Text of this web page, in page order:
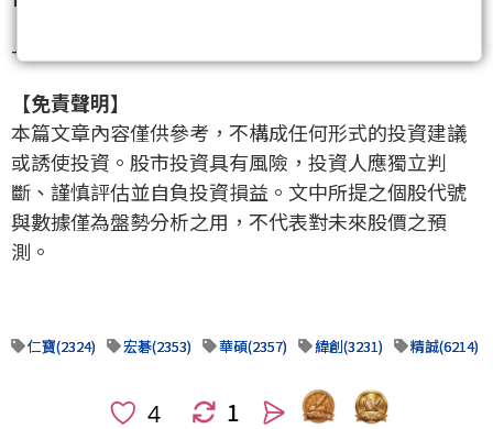
---
【免責聲明】
本篇文章內容僅供參考，不構成任何形式的投資建議
或誘使投資。股市投資具有風險，投資人應獨立判
斷、謹慎評估並自負投資損益。文中所提之個股代號
與數據僅為盤勢分析之用，不代表對未來股價之預
測。
仁寶(2324) 宏碁(2353) 華碩(2357) 緯創(3231) 精誠(6214)
1